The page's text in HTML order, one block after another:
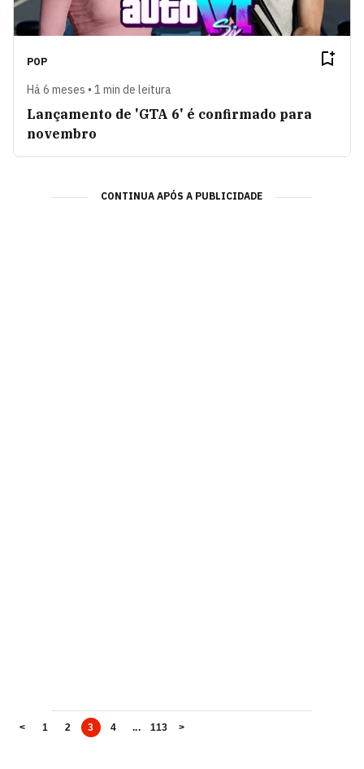
POP
Há 6 meses • 1 min de leitura
Lançamento de 'GTA 6' é confirmado para
novembro
CONTINUA APÓS A PUBLICIDADE
< 1 2 3 4 ... 113 >